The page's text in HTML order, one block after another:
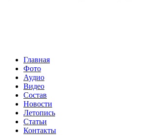
Главная
Фото
Аудио
Видео
Состав
Новости
Летопись
Статьи
Контакты